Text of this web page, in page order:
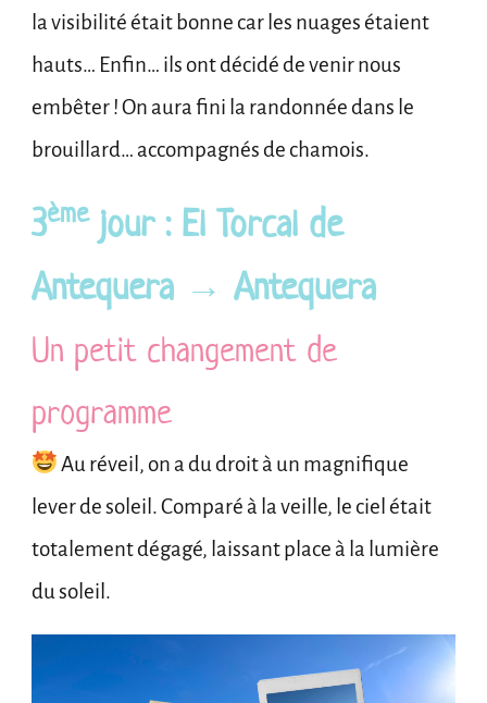
la visibilité était bonne car les nuages étaient
hauts… Enfin… ils ont décidé de venir nous
embêter ! On aura fini la randonnée dans le
brouillard… accompagnés de chamois.
3èmejour : El Torcal de
Antequera → Antequera
Un petit changement de
programme
Au réveil, on a du droit à un magnifique
lever de soleil. Comparé à la veille, le ciel était
totalement dégagé, laissant place à la lumière
du soleil.